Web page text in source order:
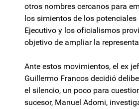
otros nombres cercanos para
los simientos de los potenciales
Ejecutivo y los oficialismos
objetivo de ampliar la
Ante estos movimientos, el ex
Guillermo Francos decidió
el silencio, un poco para
sucesor, Manuel Adorni,